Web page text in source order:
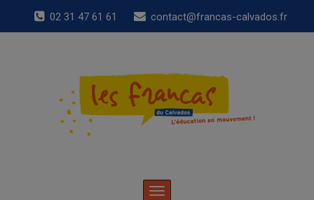
02 31 47 61 61 contact@francas-calvados.fr
Toggle